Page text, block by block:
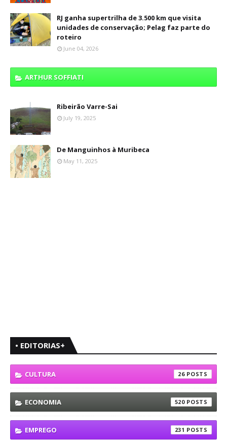
RJ ganha supertrilha de 3.500 km que visita
unidades de conservação; Pelag faz parte do
roteiro
June 04, 2026
ARTHUR SOFFIATI
Ribeirão Varre-Sai
July 19, 2025
De Manguinhos à Muribeca
May 11, 2025
• EDITORIAS+
CULTURA 26
ECONOMIA 520
EMPREGO 231